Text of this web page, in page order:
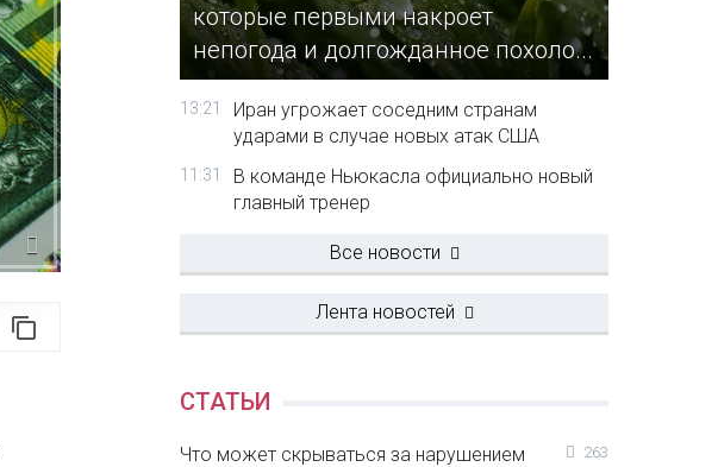
которые первыми накроет
непогода и долгожданное похоло...
13:21
Иран угрожает соседним странам
ударами в случае новых атак США
11:31
В команде Ньюкасла официально новый
главный тренер
Все новости
Лента новостей
СТАТЬИ
Что может скрываться за нарушением
263